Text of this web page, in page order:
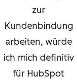
zur
Kundenbindung
arbeiten, würde
ich mich definitiv
für HubSpot